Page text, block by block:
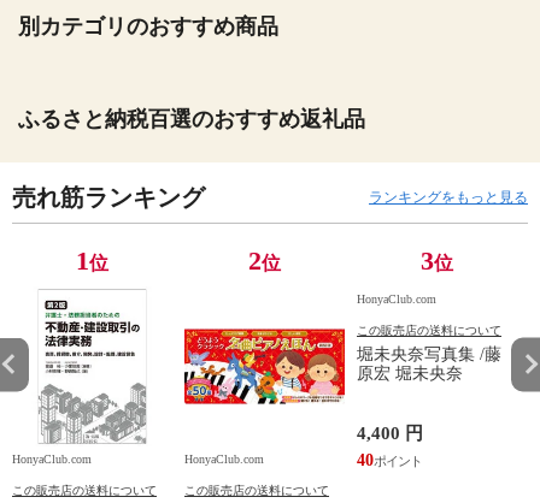
別カテゴリのおすすめ商品
ふるさと納税百選のおすすめ返礼品
売れ筋ランキング ランキングをもっと見る
1位
HonyaClub.com
この販売店の送料について
2位
HonyaClub.com
この販売店の送料について
3位
HonyaClub.com
この販売店の送料について
堀未央奈写真集 /藤
原宏 堀未央奈
4,400 円
40